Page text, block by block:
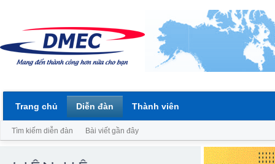
Trang chủ Diễn đàn
Tìm kiếm diễn đàn Bài viết gần đây
Thành viên